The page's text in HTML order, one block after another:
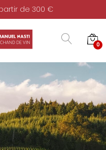
de 300 €
0